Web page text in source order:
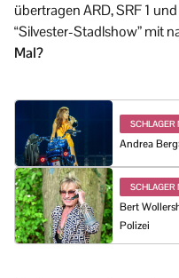
übertragen ARD, SRF 1
“Silvester-Stadlshow” mit
Mal?
SCHLAGER
Andrea
SCHLAGER
Bert
Polizei